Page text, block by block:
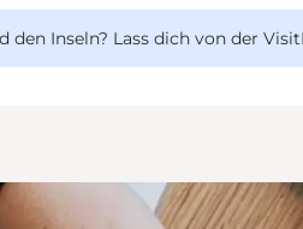
Inseln? Lass dich von der